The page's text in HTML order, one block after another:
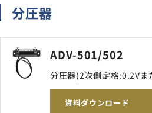
よくあるご質問
分圧器
ADV-501/502
分圧器(2次側定格:0.2Vま
資料ダウンロード